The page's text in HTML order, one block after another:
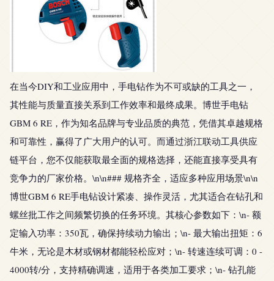
在当今DIY和工业应用中，手电钻作为不可或缺的工具之一，
其性能与质量直接关系到工作效率和最终成果。博世手电钻
GBM 6 RE，作为知名品牌与专业品质的典范，凭借其卓越规格
和可靠性，赢得了广大用户的认可。而通过浙江联动工具供应
链平台，您不仅能获取最全面的规格选择，还能直接享受具有
竞争力的厂家价格。\n\n### 规格齐全，适应多种应用场景\n\n
博世GBM 6 RE手电钻设计紧凑、操作灵活，尤其适合在钻孔和
螺丝批工作之间频繁切换的任务环境。其核心参数如下：\n- 额
定输入功率：350瓦，确保持续动力输出；\n- 最大输出扭矩：6
牛米，无论是木材或钢材都能轻松应对；\n- 转速连续可调：0 -
4000转/分，支持精确调速，适用于各类加工要求；\n- 钻孔能